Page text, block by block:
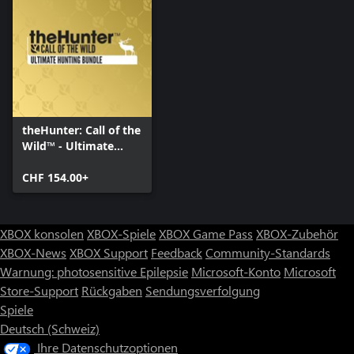
theHunter: Call of the
Wild™ - Ultimate
CHF 154.00+
XBOX konsolen XBOX-SpieleXBOX Game Pass XBOX-Zubehör
XBOX-News XBOX Support FeedbackCommunity-Standards
Warnung: photosensitive Epilepsie Microsoft-Konto Microsoft
Store-Support Rückgaben Sendungsverfolgung
Spiele
Deutsch (Schweiz)
Ihre Datenschutzoptionen